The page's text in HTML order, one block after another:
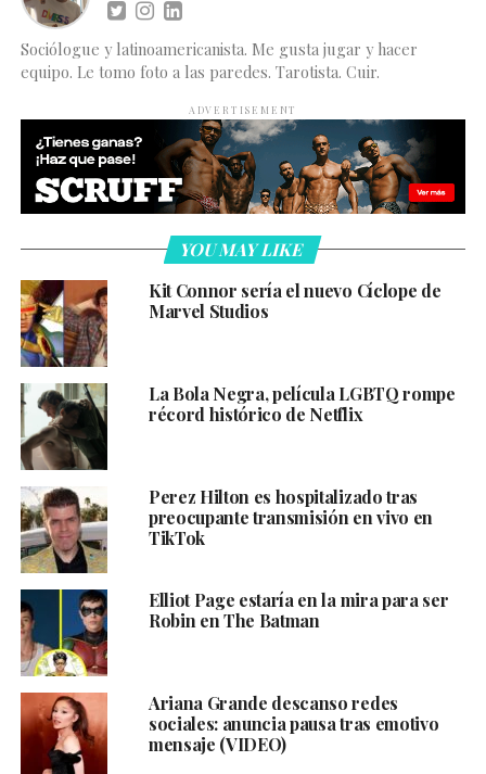
Sociólogue y latinoamericanista. Me gusta jugar y hacer
equipo. Le tomo foto a las paredes. Tarotista. Cuir.
ADVERTISEMENT
YOU MAY LIKE
Kit Connor sería el nuevo Cíclope de
Marvel Studios
La Bola Negra, película LGBTQ rompe
récord histórico de Netflix
Perez Hilton es hospitalizado tras
preocupante transmisión en vivo en
TikTok
Elliot Page estaría en la mira para ser
Robin en The Batman
Ariana Grande descanso redes
sociales: anuncia pausa tras emotivo
mensaje (VIDEO)